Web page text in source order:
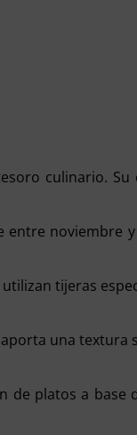
culinario. Su
entre noviembre
tijeras
una textura
de platos a base